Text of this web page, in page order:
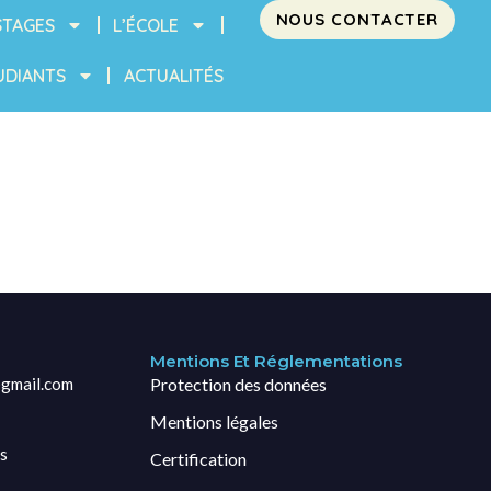
L’ÉCOLE
ACTUALITÉS
NOUS CONTACTER
Mentions Et Réglementations
Protection des données
Mentions légales
Certification